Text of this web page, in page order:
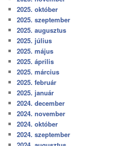
2025. október
2025. szeptember
2025. augusztus
2025. július
2025. május
2025. április
2025. március
2025. február
2025. január
2024. december
2024. november
2024. október
2024. szeptember